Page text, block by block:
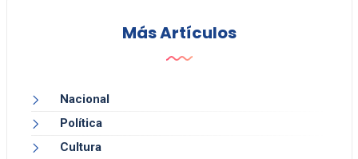
Más Artículos
Nacional
Política
Cultura